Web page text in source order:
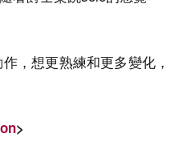
，想更熟練和更多變化，
>